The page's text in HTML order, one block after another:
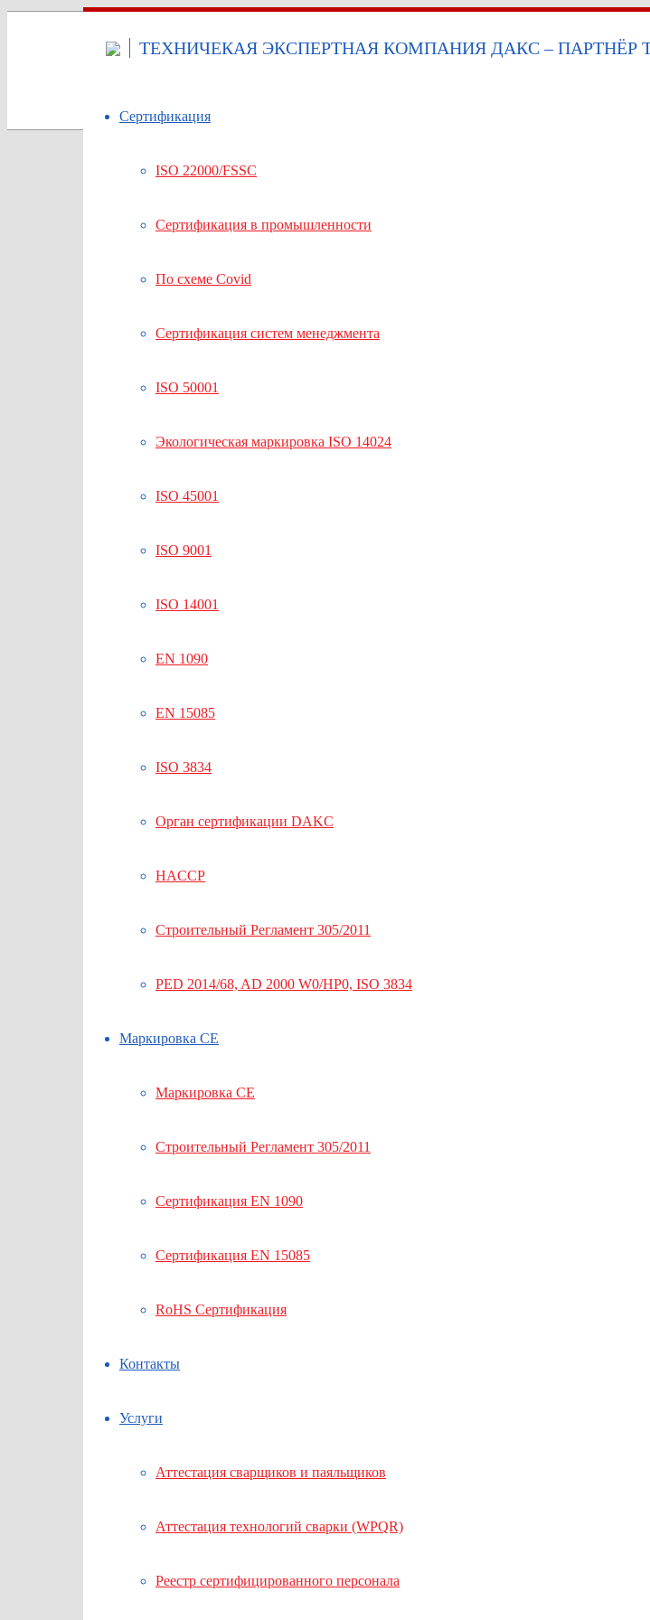
ТЕХНИЧЕКАЯ ЭКСПЕРТНАЯ КОМПАНИЯ ДАКС – ПАРТНЁР
Сертификация
ISO 22000/FSSC
Сертификация в промышленности
По схеме Covid
Сертификация систем менеджмента
ISO 50001
Экологическая маркировка ISO 14024
ISO 45001
ISO 9001
ISO 14001
EN 1090
EN 15085
ISO 3834
Орган сертификации DAKC
HACCP
Строительный Регламент 305/2011
PED 2014/68, AD 2000 W0/HP0, ISO 3834
Маркировка СЕ
Маркировка СЕ
Строительный Регламент 305/2011
Сертификация EN 1090
Сертификация EN 15085
RoHS Сертификация
Контакты
Услуги
Аттестация сварщиков и паяльщиков
Аттестация технологий сварки (WPQR)
Реестр сертифицированного персонала